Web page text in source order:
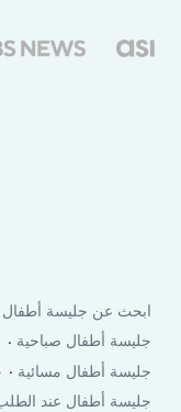
ابحث عن جليسة أطفال
جليسة أطفال صباحية
جليسة أطفال مسائية
جليسة أطفال عند